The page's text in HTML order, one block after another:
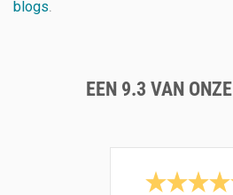
blogs.
EEN 9.3 VAN